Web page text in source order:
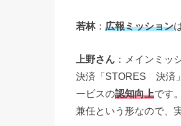
若林： 広報ミッション
上野さん ：メインミッ
決済「STORES 決済
ービスの認知向上です
兼任という形なので、